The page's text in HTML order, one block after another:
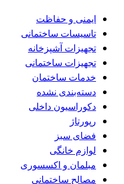
ایمنی و حفاظت
تاسیسات ساختمانی
تجهیزات آشپزخانه
تجهیزات ساختمانی
خدمات ساختمان
دسته‌بندی نشده
دکوراسیون داخلی
رپورتاژ
فضای سبز
لوازم خانگی
مبلمان و اکسسوری
مصالح ساختمانی